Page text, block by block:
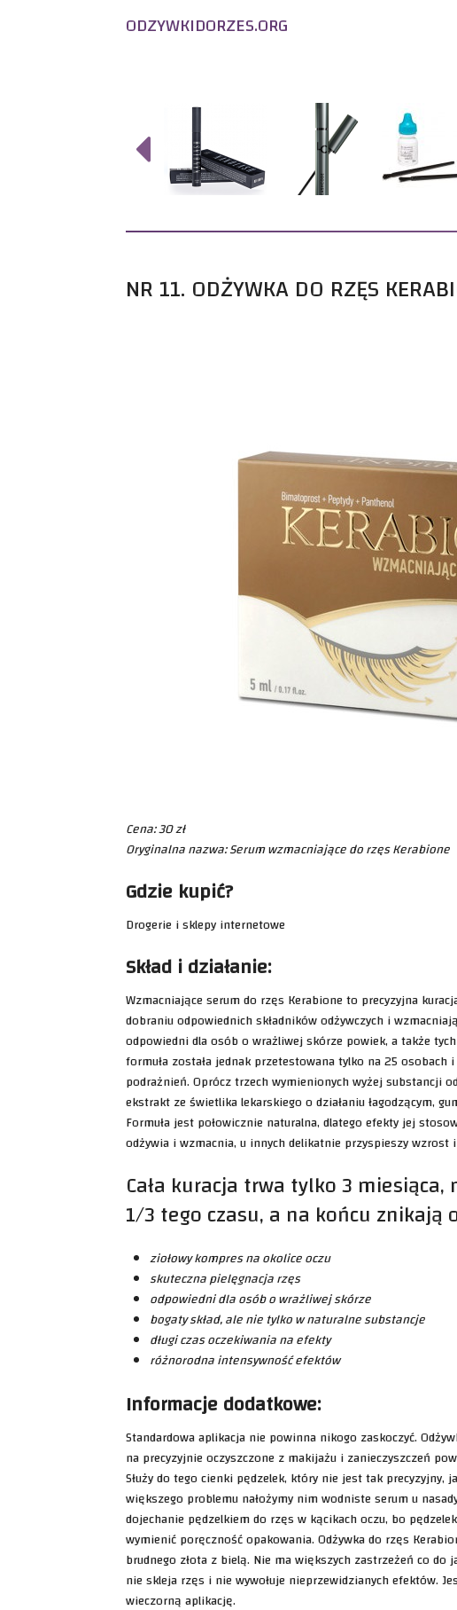
ODZYWKIDORZES.ORG
NR 11. ODŻYWKA DO RZĘS
Cena: 30 zł
Oryginalna nazwa: Serum wzmacniające do rzęs Kerabione
Gdzie kupić?
Drogerie i sklepy internetowe
Skład i działanie:
Wzmacniające serum do rzęs Kerabione to precyzyjna
dobraniu odpowiednich składników odżywczych i
odpowiedni dla osób o wrażliwej skórze powiek, a także
formuła została jednak przetestowana tylko na 25
podrażnień. Oprócz trzech wymienionych wyżej substancji
ekstrakt ze świetlika lekarskiego o działaniu łagodzącym,
Formuła jest połowicznie naturalna, dlatego efekty jej
odżywia i wzmacnia, u innych delikatnie przyspieszy wzrost
Cała kuracja trwa tylko 3
1/3 tego czasu, a na końcu
ziołowy kompres na okolice oczu
skuteczna pielęgnacja rzęs
odpowiedni dla osób o wrażliwej skórze
bogaty skład, ale nie tylko w naturalne substancje
długi czas oczekiwania na efekty
różnorodna intensywność efektów
Informacje dodatkowe:
Standardowa aplikacja nie powinna nikogo zaskoczyć.
na precyzyjnie oczyszczone z makijażu i zanieczyszczeń
Służy do tego cienki pędzelek, który nie jest tak precyzyjny,
większego problemu nałożymy nim wodniste serum u
dojechanie pędzelkiem do rzęs w kącikach oczu, bo
wymienić poręczność opakowania. Odżywka do rzęs
brudnego złota z bielą. Nie ma większych zastrzeżeń co
nie skleja rzęs i nie wywołuje nieprzewidzianych efektów.
wieczorną aplikację.